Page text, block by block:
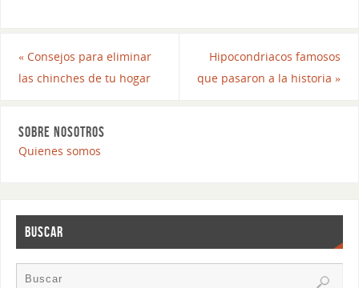
«Consejos para eliminar
las chinches de tu hogar
Hipocondriacos famosos
que pasaron a la historia»
SOBRE NOSOTROS
Quienes somos
BUSCAR